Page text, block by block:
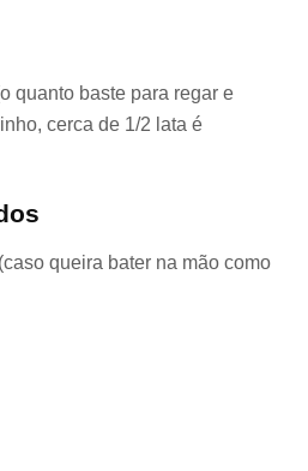
quanto baste para regar e
cerca de 1/2 lata é
queira bater na mão como